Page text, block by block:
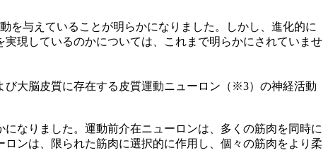
与えていることが明らかになりました。しかし、進化的に
現しているのかについては、これまで明らかにされていませ
大脳皮質に存在する皮質運動ニューロン（※3）の神経活動
なりました。運動前介在ニューロンは、多くの筋肉を同時に
ンは、限られた筋肉に選択的に作用し、個々の筋肉をより柔